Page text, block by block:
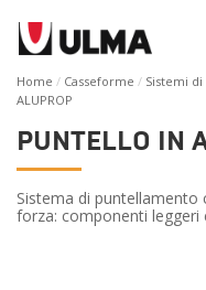
Home Casseforme Sistemi
ALUPROP
PUNTELLO IN
Sistema di puntellamento
forza: componenti